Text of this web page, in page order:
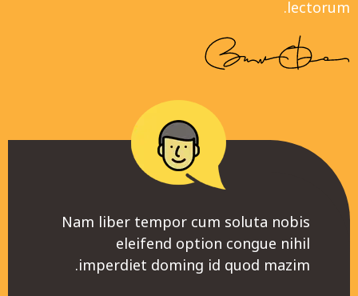
lectorum.
cum soluta nobis
option congue nihil
id quod mazim.
Nam liber tempor cum soluta nobis
eleifend option congue nihil
imperdiet doming id quod mazim.
Nam liber tempor
eleifend
imperdiet
Nam liber tempor
eleifend
imperdiet
Nam liber tempor
eleifend
imperdiet